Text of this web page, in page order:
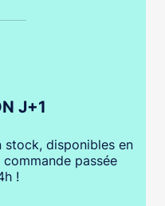
J+1
stock, disponibles en
passée
!